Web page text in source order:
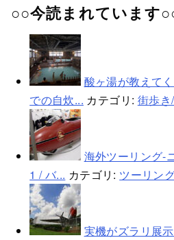
○○今読まれています
酸ヶ湯が教えて
での自炊... カテゴリ: 街歩
海外ツーリング-
1 / バ... カテゴリ: ツーリン
実機がズラリ展